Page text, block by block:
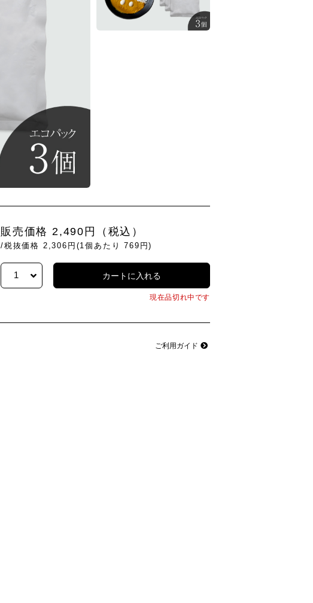
販売価格 2,490円（税込）
/税抜価格 2,306円(1個あたり 769円)
現在品切れ中です
ご利用ガイド